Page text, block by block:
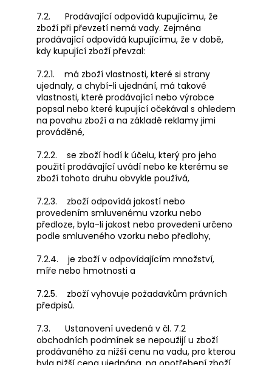
7.2. Prodávající odpovídá kupujícímu, že
zboží při převzetí nemá vady. Zejména
prodávající odpovídá kupujícímu, že v době,
kdy kupující zboží převzal:
7.2.1. má zboží vlastnosti, které si strany
ujednaly, a chybí-li ujednání, má takové
vlastnosti, které prodávající nebo výrobce
popsal nebo které kupující očekával s ohledem
na povahu zboží a na základě reklamy jimi
prováděné,
7.2.2. se zboží hodí k účelu, který pro jeho
použití prodávající uvádí nebo ke kterému se
zboží tohoto druhu obvykle používá,
7.2.3. zboží odpovídá jakostí nebo
provedením smluvenému vzorku nebo
předloze, byla-li jakost nebo provedení určeno
podle smluveného vzorku nebo předlohy,
7.2.4. je zboží v odpovídajícím množství,
míře nebo hmotnosti a
7.2.5. zboží vyhovuje požadavkům právních
předpisů.
7.3. Ustanovení uvedená v čl. 7.2
obchodních podmínek se nepoužijí u zboží
prodávaného za nižší cenu na vadu, pro kterou